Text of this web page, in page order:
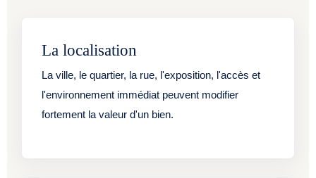
La localisation
La ville, le quartier, la rue, l'exposition, l'accès et
l'environnement immédiat peuvent modifier
fortement la valeur d'un bien.